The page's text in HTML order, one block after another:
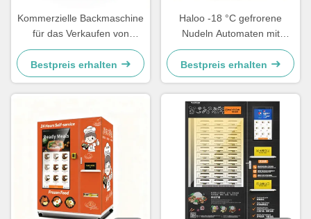
Kommerzielle Backmaschine
für das Verkaufen von
heißen Lebensmitteln.
Bestpreis erhalten
Haloo -18 °C gefrorene
Nudeln Automaten mit
farbigen
Stahlplattenmaterial,
Mikrowellenherd,
Dampferhitzung für 35
Sekunden, servieren
Bestpreis erhalten